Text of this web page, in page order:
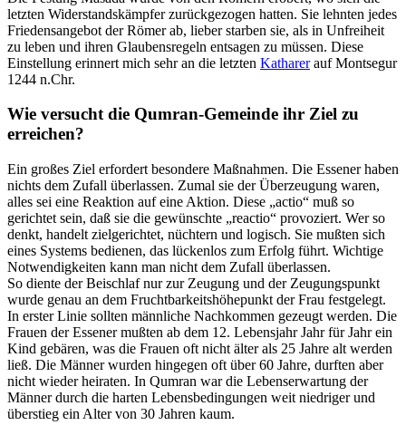
letzten Widerstandskämpfer zurückgezogen hatten. Sie lehnten jedes
Friedensangebot der Römer ab, lieber starben sie, als in Unfreiheit
zu leben und ihren Glaubensregeln entsagen zu müssen. Diese
Einstellung erinnert mich sehr an die letzten Katharerauf Montsegur
1244 n.Chr.
Wie versucht die Qumran-Gemeinde ihr Ziel zu
erreichen?
Ein großes Ziel erfordert besondere Maßnahmen. Die Essener haben
nichts dem Zufall überlassen. Zumal sie der Überzeugung waren,
alles sei eine Reaktion auf eine Aktion. Diese „actio“ muß so
gerichtet sein, daß sie die gewünschte „reactio“ provoziert. Wer so
denkt, handelt zielgerichtet, nüchtern und logisch. Sie mußten sich
eines Systems bedienen, das lückenlos zum Erfolg führt. Wichtige
Notwendigkeiten kann man nicht dem Zufall überlassen.
So diente der Beischlaf nur zur Zeugung und der Zeugungspunkt
wurde genau an dem Fruchtbarkeitshöhepunkt der Frau festgelegt.
In erster Linie sollten männliche Nachkommen gezeugt werden. Die
Frauen der Essener mußten ab dem 12. Lebensjahr Jahr für Jahr ein
Kind gebären, was die Frauen oft nicht älter als 25 Jahre alt werden
ließ. Die Männer wurden hingegen oft über 60 Jahre, durften aber
nicht wieder heiraten. In Qumran war die Lebenserwartung der
Männer durch die harten Lebensbedingungen weit niedriger und
überstieg ein Alter von 30 Jahren kaum.